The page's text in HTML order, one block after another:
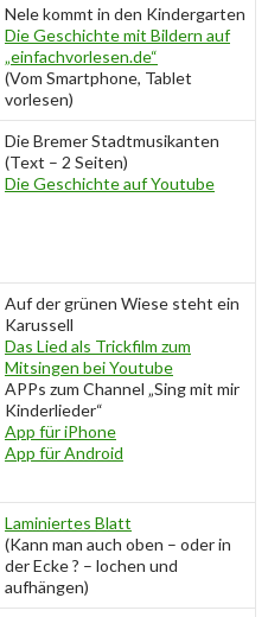
Nele kommt in den Kindergarten
Die Geschichte mit Bildern auf
„einfachvorlesen.de“
(Vom Smartphone, Tablet
vorlesen)
Die Bremer Stadtmusikanten
(Text – 2 Seiten)
Die Geschichte auf Youtube
Auf der grünen Wiese steht ein
Karussell
Das Lied als Trickfilm zum
Mitsingen bei Youtube
APPs zum Channel „Sing mit mir
Kinderlieder“
App für iPhone
App für Android
Laminiertes Blatt
(Kann man auch oben – oder in
der Ecke ? – lochen und
aufhängen)